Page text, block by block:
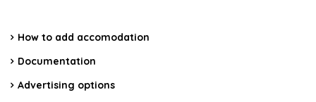
How to add accomodation
Documentation
Advertising options